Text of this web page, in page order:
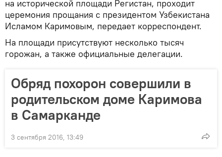
на исторической площади Регистан, проходит
церемония прощания с президентом Узбекистана
Исламом Каримовым, передает корреспондент.
На площади присутствуют несколько тысяч
горожан, а также официальные делегации.
Обряд похорон совершили в
родительском доме Каримова
в Самарканде
3 сентября 2016, 13:49